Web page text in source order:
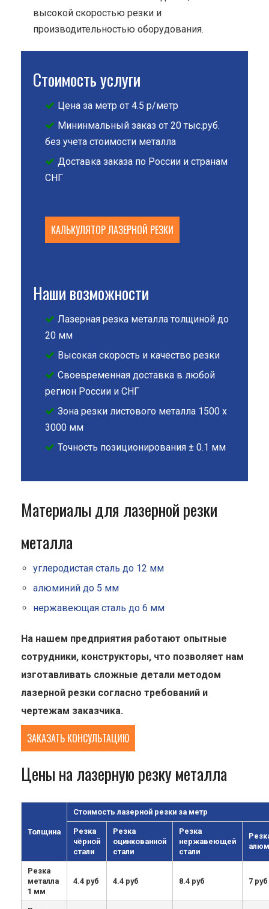
высокой скоростью резки и
производительностью оборудования.
Стоимость услуги
Цена за метр от 4.5 р/метр
Мининмальный заказ от 20 тыс.руб.
без учета стоимости металла
Доставка заказа по России и странам
СНГ
КАЛЬКУЛЯТОР ЛАЗЕРНОЙ РЕЗКИ
Наши возможности
Лазерная резка металла толщиной до
20 мм
Высокая скорость и качество резки
Своевременная доставка в любой
регион России и СНГ
Зона резки листового металла 1500 х
3000 мм
Точность позиционирования ± 0.1 мм
Материалы для лазерной резки
металла
углеродистая сталь до 12 мм
алюминий до 5 мм
нержавеющая сталь до 6 мм
На нашем предприятия работают опытные
сотрудники, конструкторы, что позволяет нам
изготавливать сложные детали методом
лазерной резки согласно требований и
чертежам заказчика.
ЗАКАЗАТЬ КОНСУЛЬТАЦИЮ
Цены на лазерную резку металла
Толщина
Стоимость лазерной резки за метр
Резка
чёрной
стали
Резка
оцинкованной
стали
Резка
нержавеющей
стали
Резка
металла
1 мм
4.4 руб 4.4 руб 8.4 руб 7 руб